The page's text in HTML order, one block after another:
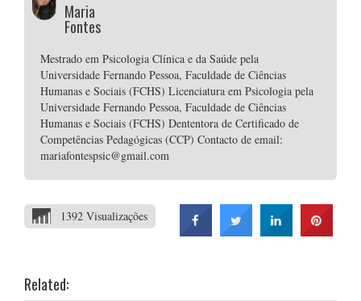
Maria
Fontes
Mestrado em Psicologia Clínica e da Saúde pela
Universidade Fernando Pessoa, Faculdade de Ciências
Humanas e Sociais (FCHS) Licenciatura em Psicologia pela
Universidade Fernando Pessoa, Faculdade de Ciências
Humanas e Sociais (FCHS) Dententora de Certificado de
Competências Pedagógicas (CCP) Contacto de email:
mariafontespsic@gmail.com
1392 Visualizações
Related: